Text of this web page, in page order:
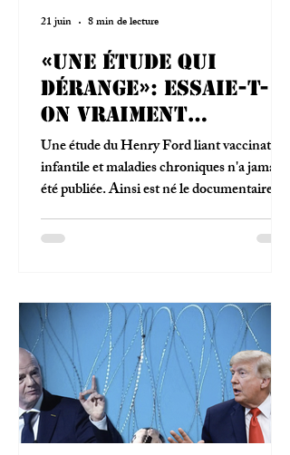
«Une étude qui
dérange»: essaie-t-
on vraiment
d'étouffer la
dangerosité des
vaccins sur les
enfants?
Une étude du Henry Ford liant vaccination
infantile et maladies chroniques n'a jamais
été publiée. Ainsi est né le documentaire
«An Inconvenient Study». Alors, faiblesse
méthodologique ou consensus intouchable?
21 juin 8 min de lecture